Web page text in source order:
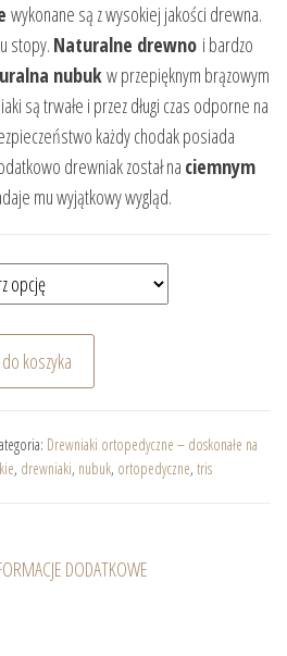
wykonane są z wysokiej jakości drewna.
stopy. Naturalne drewno i bardzo
nubukw przepięknym brązowym
są trwałe i przez długi czas odporne na
każdy chodak posiada
drewniak został na ciemnym
mu wyjątkowy wygląd.
Z Ćwiekami na brązowym
koszyka
Drewniaki ortopedyczne – doskonałe na
, drewniaki, nubuk, ortopedyczne, tris
DODATKOWE